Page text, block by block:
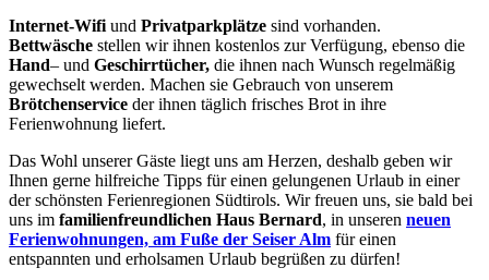
Internet-Wifi und Privatparkplätze sind vorhanden.
Bettwäsche stellen wir ihnen kostenlos zur Verfügung, ebenso die
Hand– und Geschirrtücher, die ihnen nach Wunsch regelmäßig
gewechselt werden. Machen sie Gebrauch von unserem
Brötchenservice der ihnen täglich frisches Brot in ihre
Ferienwohnung liefert.
Das Wohl unserer Gäste liegt uns am Herzen, deshalb geben wir
Ihnen gerne hilfreiche Tipps für einen gelungenen Urlaub in einer
der schönsten Ferienregionen Südtirols. Wir freuen uns, sie bald bei
uns im familienfreundlichen Haus Bernard, in unseren neuen
Ferienwohnungen, am Fuße der Seiser Alm für einen
entspannten und erholsamen Urlaub begrüßen zu dürfen!